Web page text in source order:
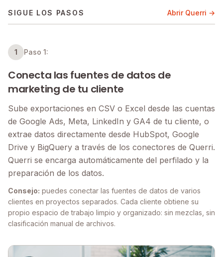
SIGUE LOS PASOS Abrir Querri →
1 Paso 1:
Conecta las fuentes de datos de
marketing de tu cliente
Sube exportaciones en CSV o Excel desde las cuentas
de Google Ads, Meta, LinkedIn y GA4 de tu cliente, o
extrae datos directamente desde HubSpot, Google
Drive y BigQuery a través de los conectores de Querri.
Querri se encarga automáticamente del perfilado y la
preparación de los datos.
Consejo: puedes conectar las fuentes de datos de varios
clientes en proyectos separados. Cada cliente obtiene su
propio espacio de trabajo limpio y organizado: sin mezclas, sin
clasificación manual de archivos.